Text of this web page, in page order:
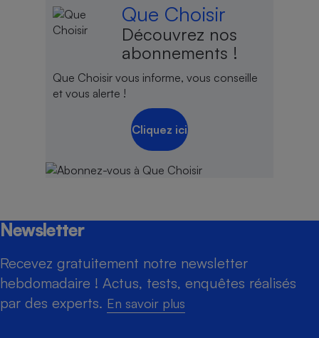
Que Choisir
Découvrez nos
abonnements !
Que Choisir vous informe, vous conseille
et vous alerte !
Cliquez ici
Newsletter
Recevez gratuitement notre newsletter
hebdomadaire ! Actus, tests, enquêtes réalisés
par des experts. En savoir plus